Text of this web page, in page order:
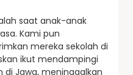
saat anak-anak
Kami pun
mereka sekolah di
ikut mendampingi
Jawa, meninggalkan